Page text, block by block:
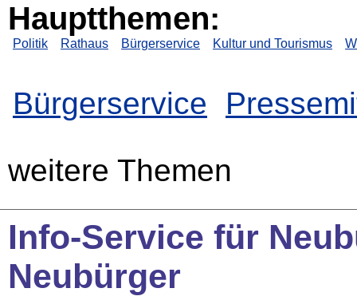
Hauptthemen:
Politik Rathaus Bürgerservice Kultur und Tourismus
Bürgerservice
weitere Themen
Info-Service für
Neubürger